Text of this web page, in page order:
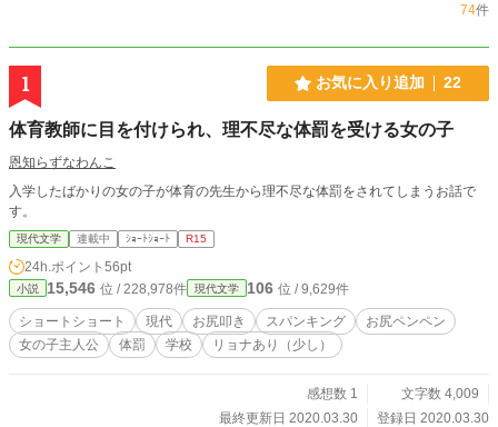
74件
1 お気に入り追加 22
体育教師に目を付けられ、理不尽な体罰を受ける女の子
恩知らずなわんこ
入学したばかりの女の子が体育の先生から理不尽な体罰をされてしまうお話で
す。
現代文学 連載中 ｼｮｰﾄｼｮｰﾄ R15
24h.ポイント 56pt
小説 15,546 位 / 228,978件 現代文学 106 位 / 9,629件
ショートショート 現代 お尻叩き スパンキング
お尻ペンペン
女の子主人公
体罰 学校 リョナあり（少し）
感想数 1
文字数 4,009
最終更新日 2020.03.30
登録日 2020.03.30